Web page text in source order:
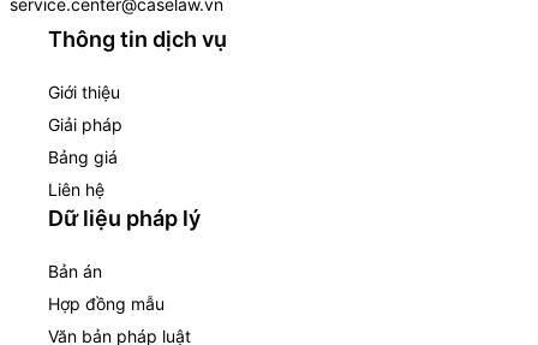
service.center@caselaw.vn
Thông tin dịch vụ
Giới thiệu
Giải pháp
Bảng giá
Liên hệ
Dữ liệu pháp lý
Bản án
Hợp đồng mẫu
Văn bản pháp luật